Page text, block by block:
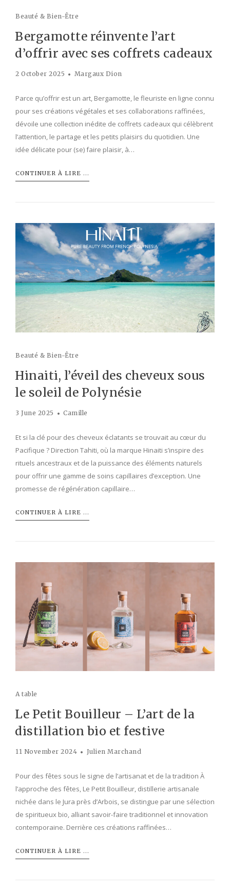
Beauté & Bien-Être
Bergamotte réinvente l’art
d’offrir avec ses coffrets cadeaux
2 October 2025 Margaux Dion
Parce qu’offrir est un art, Bergamotte, le fleuriste en ligne connu
pour ses créations végétales et ses collaborations raffinées,
dévoile une collection inédite de coffrets cadeaux qui célèbrent
l’attention, le partage et les petits plaisirs du quotidien. Une
idée délicate pour (se) faire plaisir, à…
CONTINUER À LIRE ...
Beauté & Bien-Être
Hinaiti, l’éveil des cheveux sous
le soleil de Polynésie
3 June 2025 Camille
Et si la clé pour des cheveux éclatants se trouvait au cœur du
Pacifique ? Direction Tahiti, où la marque Hinaiti s’inspire des
rituels ancestraux et de la puissance des éléments naturels
pour offrir une gamme de soins capillaires d’exception. Une
promesse de régénération capillaire…
CONTINUER À LIRE ...
A table
Le Petit Bouilleur – L’art de la
distillation bio et festive
11 November 2024 Julien Marchand
Pour des fêtes sous le signe de l’artisanat et de la tradition À
l’approche des fêtes, Le Petit Bouilleur, distillerie artisanale
nichée dans le Jura près d’Arbois, se distingue par une sélection
de spiritueux bio, alliant savoir-faire traditionnel et innovation
contemporaine. Derrière ces créations raffinées…
CONTINUER À LIRE ...